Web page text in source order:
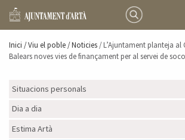
Inici /Viu el poble / Noticies / L’Ajuntament planteja al
Balears noves vies de finançament per al servei de
Situacions personals
Dia a dia
Estima Artà